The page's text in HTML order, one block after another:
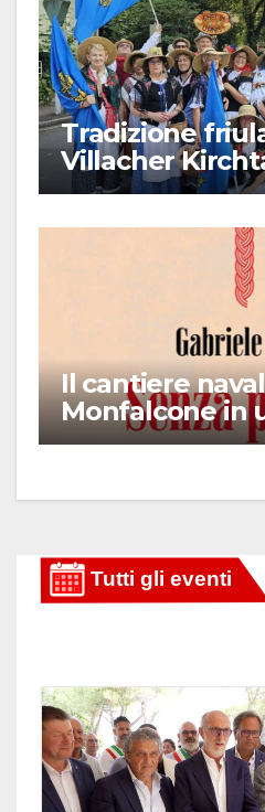
Tradizione
Villacher
Il cantiere
Monfalcone in